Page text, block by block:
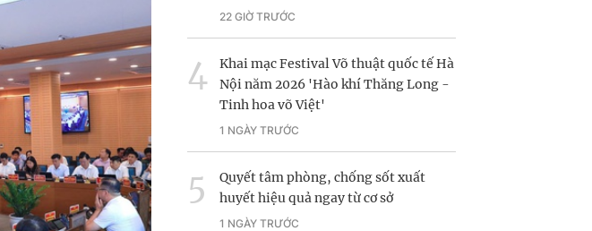
22 GIỜ TRƯỚC
Khai mạc Festival Võ thuật quốc tế Hà
Nội năm 2026 'Hào khí Thăng Long -
Tinh hoa võ Việt'
1 NGÀY TRƯỚC
Quyết tâm phòng, chống sốt xuất
huyết hiệu quả ngay từ cơ sở
1 NGÀY TRƯỚC